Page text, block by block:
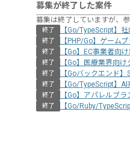
募集が終了した案件
募集は終了していますが、
終了 【Go/TypeScript】
終了 【PHP/Go】ゲーム
終了 【Go】EC事業者向
終了 【Go】医療業界向
終了 【Goバックエンド
終了 【Go/TypeScript】
終了 【Go】アパレルブ
終了 【Go/Ruby/